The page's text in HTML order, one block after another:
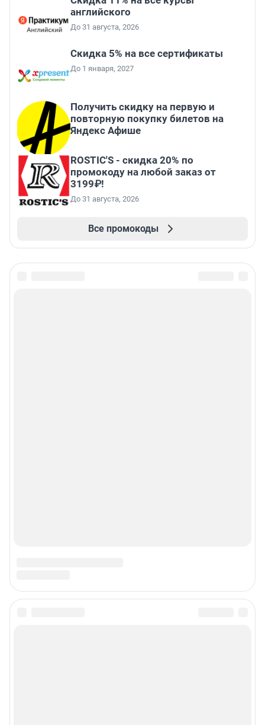
английского
До 31 августа, 2026
Скидка 5% на все сертификаты
До 1 января, 2027
Получить скидку на первую и
повторную покупку билетов на
Яндекс Афише
ROSTIC'S - скидка 20% по
промокоду на любой заказ от
3199₽!
До 31 августа, 2026
Все промокоды